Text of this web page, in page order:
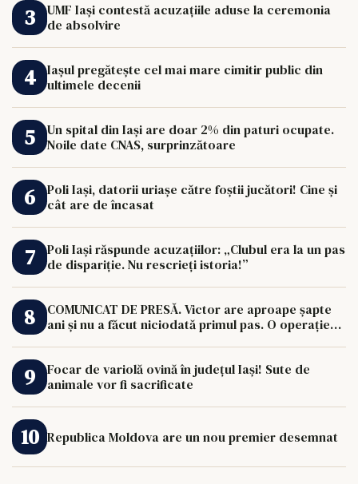
UMF Iași contestă acuzațiile aduse la ceremonia
de absolvire
Iașul pregătește cel mai mare cimitir public din
ultimele decenii
Un spital din Iași are doar 2% din paturi ocupate.
Noile date CNAS, surprinzătoare
Poli Iași, datorii uriașe către foștii jucători! Cine și
cât are de încasat
Poli Iași răspunde acuzațiilor: „Clubul era la un pas
de dispariție. Nu rescrieți istoria!”
COMUNICAT DE PRESĂ. Victor are aproape șapte
ani și nu a făcut niciodată primul pas. O operație
Focar de variolă ovină în județul Iași! Sute de
animale vor fi sacrificate
Republica Moldova are un nou premier desemnat